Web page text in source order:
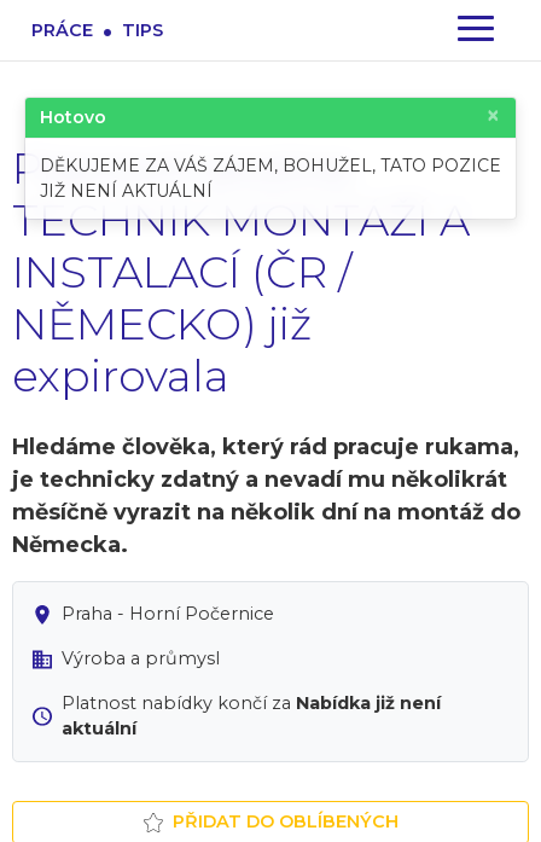
PRÁCE . TIPS
Pracovní pozice:
TECHNIK MONTÁŽÍ A
INSTALACÍ (ČR /
NĚMECKO) již
expirovala
Hledáme člověka, který rád pracuje rukama,
je technicky zdatný a nevadí mu několikrát
měsíčně vyrazit na několik dní na montáž do
Německa.
Praha - Horní Počernice
Výroba a průmysl
Platnost nabídky končí za Nabídka již není
aktuální
PŘIDAT DO OBLÍBENÝCH
Hotovo ×
DĚKUJEME ZA VÁŠ ZÁJEM, BOHUŽEL, TATO POZICE
JIŽ NENÍ AKTUÁLNÍ